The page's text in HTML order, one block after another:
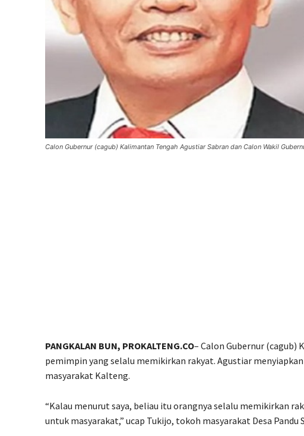
Calon Gubernur (cagub) Kalimantan Tengah Agustiar Sabran dan Calon Wakil
PANGKALAN BUN, PROKALTENG.CO– Calon Gubernur (cagub)
pemimpin yang selalu memikirkan rakyat. Agustiar
masyarakat Kalteng.
“Kalau menurut saya, beliau itu orangnya selalu memikirkan
untuk masyarakat,” ucap Tukijo, tokoh masyarakat Desa